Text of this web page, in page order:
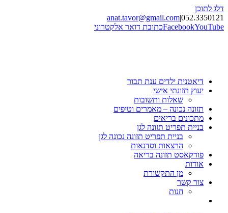
דלג לתוכן
052.3350121
|
anat.tavor@gmail.com
FacebookYouTube כתובת דואר אלקטרוני
דיאטנית ילדים ענת תבור
יעוץ תזונתי אישי
שאלות ותשובות
תזונה נכונה – מאמרים וטיפים
מתכונים בריאים
בניית תפריט תזונה לגן
בניית תפריט תזונה נכונה לגן
הרצאות וסדנאות
פודקאסט תזונה בריאה
אודות
מן התקשורת
צור קשר
חנות